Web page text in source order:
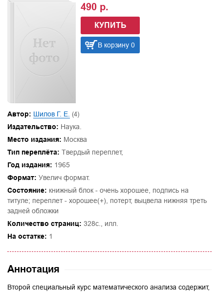
490 р.
КУПИТЬ
В корзину 0
Автор: Шилов Г. Е. (4)
Издательство: Наука.
Место издания: Москва
Тип переплёта: Твердый переплет,
Год издания: 1965
Формат: Увелич формат.
Состояние: книжный блок - очень хорошее, подпись на
титуле; переплет - хорошее(+), потерт, выцвела нижняя треть
задней обложки
Количество страниц: 328с., илл.
На остатке: 1
Аннотация
Второй специальный курс математического анализа содержит,